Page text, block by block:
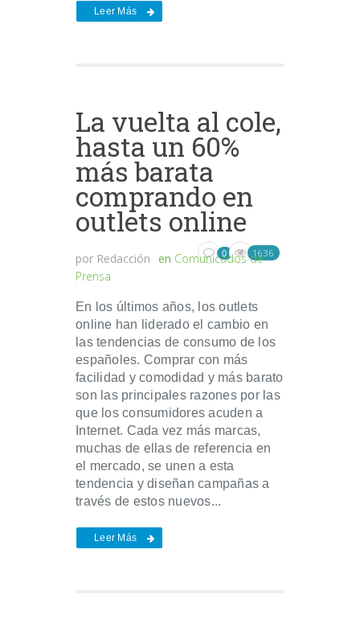
Leer Más
La vuelta al cole,
hasta un 60%
más barata
comprando en
outlets online
por Redacción en Comunicados de
Prensa
0 1636
En los últimos años, los outlets
online han liderado el cambio en
las tendencias de consumo de los
españoles. Comprar con más
facilidad y comodidad y más barato
son las principales razones por las
que los consumidores acuden a
Internet. Cada vez más marcas,
muchas de ellas de referencia en
el mercado, se unen a esta
tendencia y diseñan campañas a
través de estos nuevos...
Leer Más